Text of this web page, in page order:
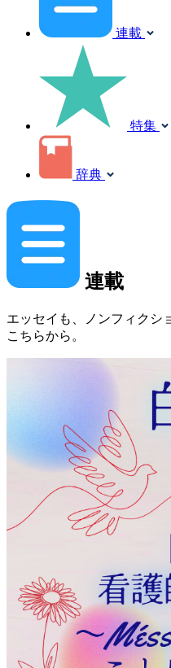
連載
特集
辞典
連載
エッセイも、ノンフィクシ
こちらから。